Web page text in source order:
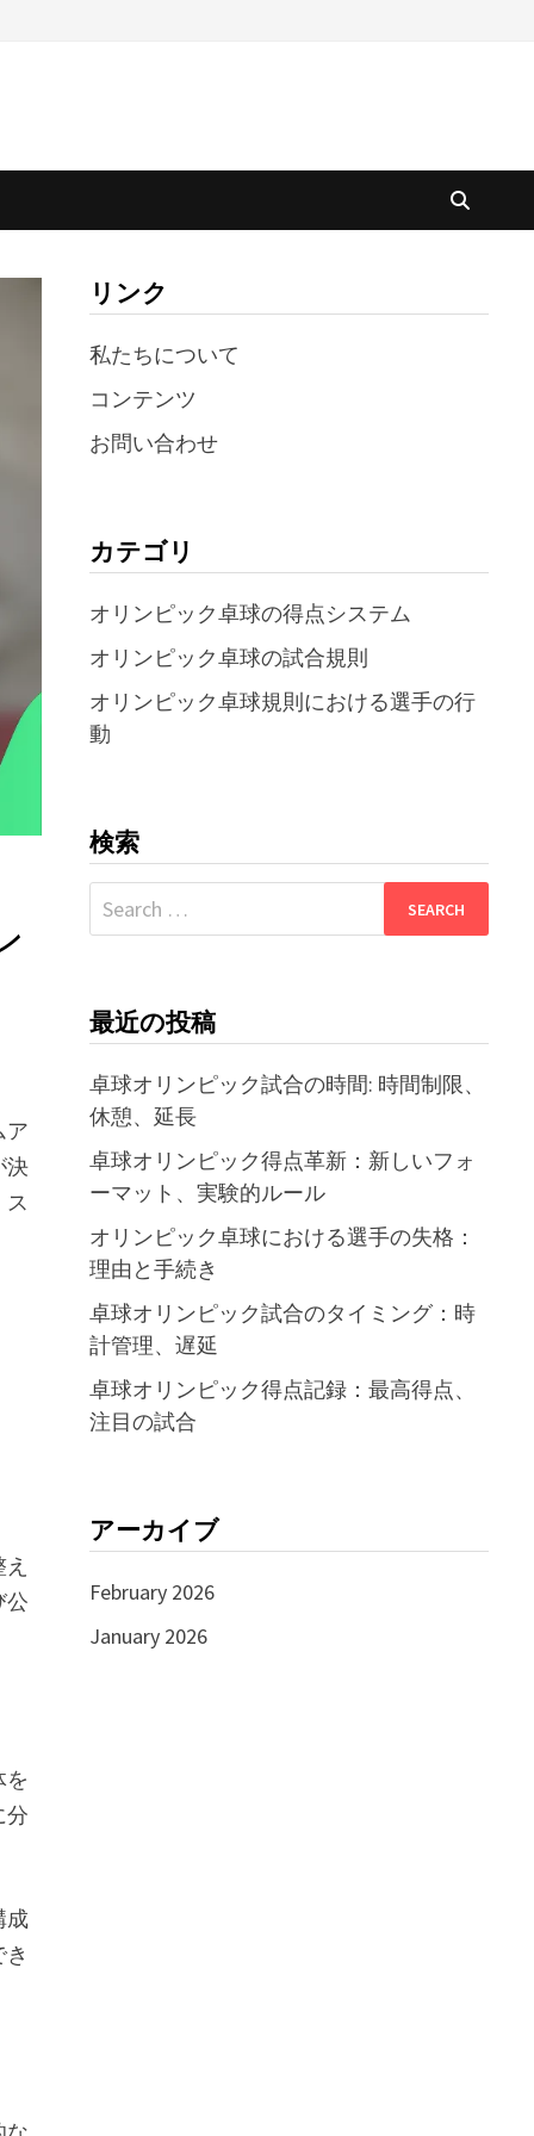
ア
決
ス
公
を
分
成
リンク
私たちについて
コンテンツ
お問い合わせ
カテゴリ
オリンピック卓球の得点システム
オリンピック卓球の試合規則
オリンピック卓球規則における選手の行
動
検索
Search
for:
最近の投稿
卓球オリンピック試合の時間: 時間制限、
休憩、延長
卓球オリンピック得点革新：新しいフォ
ーマット、実験的ルール
オリンピック卓球における選手の失格：
理由と手続き
卓球オリンピック試合のタイミング：時
計管理、遅延
卓球オリンピック得点記録：最高得点、
注目の試合
アーカイブ
February 2026
January 2026